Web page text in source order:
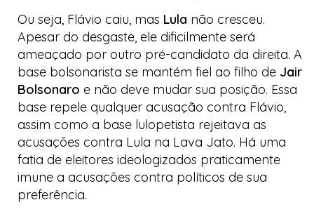
Ou seja, Flávio caiu, mas Lula não cresceu.
Apesar do desgaste, ele dificilmente será
ameaçado por outro pré-candidato da direita. A
base bolsonarista se mantém fiel ao filho de Jair
Bolsonaro e não deve mudar sua posição. Essa
base repele qualquer acusação contra Flávio,
assim como a base lulopetista rejeitava as
acusações contra Lula na Lava Jato. Há uma
fatia de eleitores ideologizados praticamente
imune a acusações contra políticos de sua
preferência.